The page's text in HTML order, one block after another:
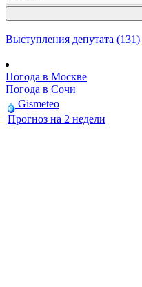
Выступления депутата (131)
Погода в Москве
Погода в Сочи
Gismeteo
Прогноз на 2 недели